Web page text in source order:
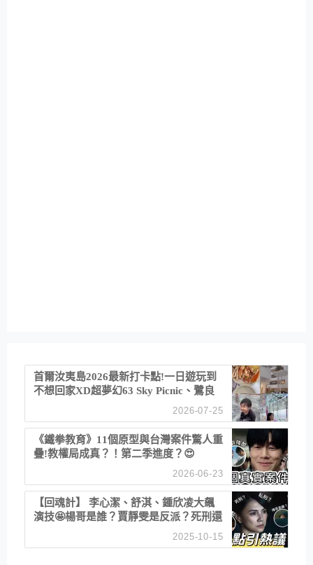
首爾汝夷島2026最新打卡點!一日遊玩到
不想回家XD超夢幻63 Sky Picnic、鷺良
津帝王蟹大餐、《淚之女王》拍攝地、漢
2026-07-25
《鐵拳教育》11個原型與台灣案件驚人重
疊!教權局成真？！第二季進度？😍
2026-06-23
【回魂計】 李心潔、舒淇、鍾欣凌大飆
演技🤩楊哥是誰？賈靜雯是反派？死刑還
2025-10-15